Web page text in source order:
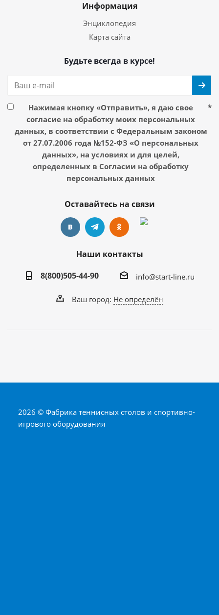
Информация
Энциклопедия
Карта сайта
Будьте всегда в курсе!
Нажимая кнопку «Отправить», я даю свое
согласие на обработку моих персональных
данных, в соответствии с Федеральным законом
от 27.07.2006 года №152-ФЗ «О персональных
данных», на условиях и для целей,
определенных в Согласии на обработку
персональных данных
*
Оставайтесь на связи
Наши контакты
8(800)505-44-90
info@start-line.ru
Ваш город: Не определён
2026 © Фабрика теннисных столов и спортивно-
игрового оборудования